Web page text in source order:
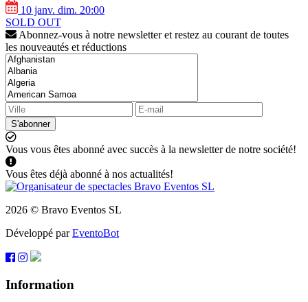
10 janv. dim. 20:00
SOLD OUT
Abonnez-vous à notre newsletter et restez au courant de toutes
les nouveautés et réductions
S'abonner
Vous vous êtes abonné avec succès à la newsletter de notre société!
Vous êtes déjà abonné à nos actualités!
2026 © Bravo Eventos SL
Développé parEventoBot
Information